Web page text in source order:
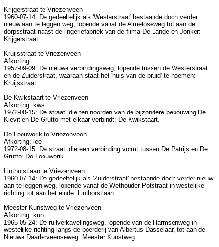
Krijgerstraat te Vriezenveen
1960-07-14: De gedeeltelijk als 'Westerstraat' bestaande doch verder
nieuw aan te leggen weg, lopende vanaf de Almeloseweg tot aan de
dorpsstraat naast de lingeriefabriek van de firma De Lange en Jonker:
Krijgerstraat.
Kruijsstraat te Vriezenveen
Afkorting:
1957-09-09: De nieuwe verbindingsweg, lopende tussen de Westerstraat
en de Zuiderstraat, waaraan staat het 'huis van de bruid' te noemen:
Kruijsstraat.
De Kwikstaart te Vriezenveen
Afkorting: kws
1972-08-15: De straat, die ten noorden van de bijzondere bebouwing De
Kievit en De Grutto met elkaar verbindt: De Kwikstaart.
De Leeuwerik te Vriezenveen
Afkorting: lee
1972-08-15: De straat, die een verbinding vormt tussen De Patrijs en De
Grutto: De Leeuwerik.
Linthorstlaan te Vriezenveen
1960-07-14: De gedeeltelijk als 'Zuiderstraat' bestaande doch verder nieuw
aan te leggen weg, lopende vanaf de Wethouder Potstraat in westelijke
richting tot aan het einde: Linthorstlaan.
Meester Kunstweg te Vriezenveen
Afkorting: kun
1965-05-24: De ruilverkavelingsweg, lopende van de Harmsenweg in
westelijke richting langs de boerderij van Albertus Dasselaar, tot aan de
Nieuwe Daarlerveenseweg: Meester Kunstweg.